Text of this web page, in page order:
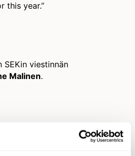
this year.”
SEKin viestinnän
Malinen.
ja iloinen kunniasta päästä